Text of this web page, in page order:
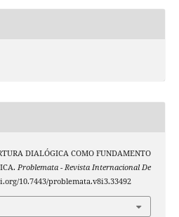
DIALÓGICA COMO FUNDAMENTO
Problemata - Revista Internacional De
10.7443/problemata.v8i3.33492